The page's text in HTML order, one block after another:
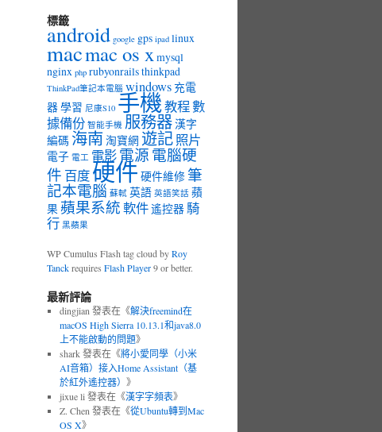
標籤
android google gps ipad linux
macmac os xmysql
nginx php rubyonrailsthinkpad
ThinkPad筆記本電腦 windows 充電
器學習 尼康S10 手機教程數
據備份 智能手機 服務器漢字
編碼 海南淘寶網 遊記照片
電子 電工 電影電源 電腦硬
件 百度硬件硬件維修 筆
記本電腦 蘇軾 英語 英語笑話 蘋
果 蘋果系統軟件遙控器騎
行 黑蘋果
WP Cumulus Flash tag cloud byRoy
Tanckrequires Flash Player9 or better.
最新評論
dingjian 發表在《解決freemind在
macOS High Sierra 10.13.1和java8.0
上不能啟動的問題》
shark 發表在《將小愛同學（小米
AI音箱）接入Home Assistant（基
於紅外遙控器） 》
jixue li 發表在《漢字字頻表》
Z. Chen 發表在《從Ubuntu轉到Mac
OS X》